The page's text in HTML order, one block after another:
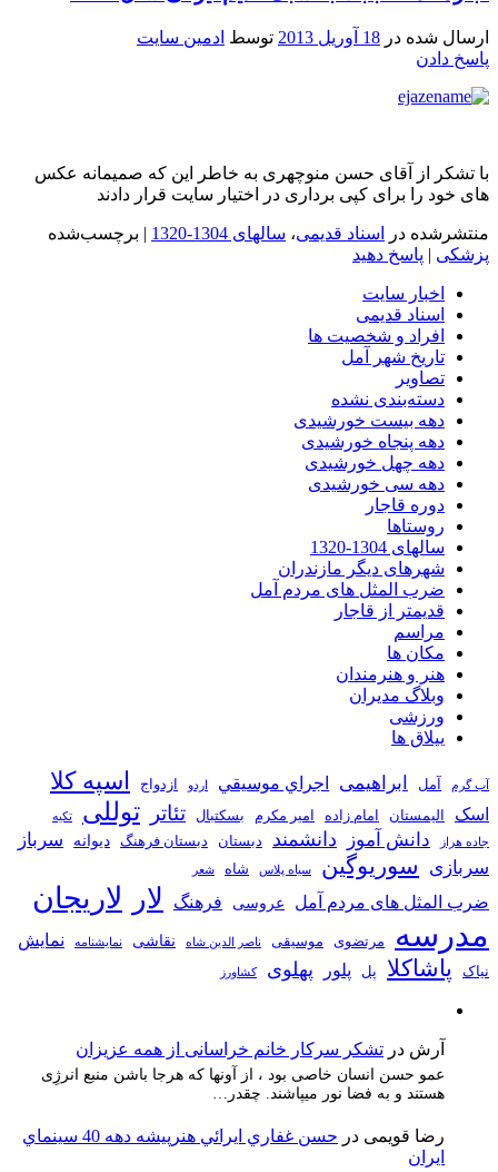
ارسال شده در 18 آوریل 2013 توسط ادمین سایت
پاسخ دادن
با تشکر از آقای حسن منوچهری به خاطر این که صمیمانه عکس
های خود را برای کپی برداری در اختیار سایت قرار دادند
منتشرشده در اسناد قدیمی، سالهای 1304-1320 | برچسب‌شده
پزشکی | پاسخ دهید
اخبار سایت
اسناد قدیمی
افراد و شخصیت ها
تاریخ شهر آمل
تصاویر
دسته‌بندی نشده
دهه بیست خورشیدی
دهه پنجاه خورشیدی
دهه چهل خورشیدی
دهه سی خورشیدی
دوره قاجار
روستاها
سالهای 1304-1320
شهرهای دیگر مازندران
ضرب المثل های مردم آمل
قدیمتر از قاجار
مراسم
مکان ها
هنر و هنرمندان
وبلاگ مدیران
ورزشی
ییلاق ها
آب گرم آمل ابراهیمی اجراي موسيقي اردو ازدواج اسپه کلا
اسک الیمستان امام زاده امیر مکرم بسکتبال تئاتر توللی تکیه
جاده هراز دانش آموز دانشمند دبستان دبستان فرهنگ دیوانه
سرباز
سربازی
سوریوگین سیاه پلاس شاه شعر
ضرب المثل های مردم آمل عروسی فرهنگ لار لاریجان
مدرسه مرتضوی موسیقی ناصر الدین شاه نقاشی نمايشنامه نمایش
نیاک پاشاکلا پل پلور پهلوی کشاورز
آرش در تشکر سرکار خانم خراسانی از همه عزیزان
عمو حسن انسان خاصی بود ، از آونها که هرجا باشن منبع انرژِی
هستند و به فضا نور میپاشند. چقدر…
رضا قویمی در
حسن غفاري ايرائي هنرپيشه دهه 40 سينماي
ايران